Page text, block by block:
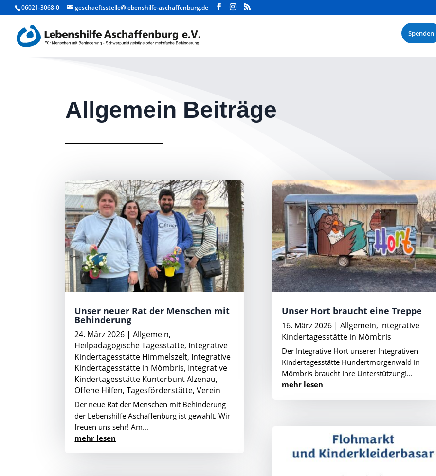
06021-3068-0 geschaeftsstelle@lebenshilfe-aschaffenburg.de
Spenden
Allgemein Beiträge
Unser neuer Rat der Menschen mit
Behinderung
24. März 2026 |Allgemein,
Heilpädagogische Tagesstätte, Integrative
Kindertagesstätte Himmelszelt, Integrative
Kindertagesstätte in Mömbris, Integrative
Kindertagesstätte Kunterbunt Alzenau,
Offene Hilfen,Tagesförderstätte,Verein
Der neue Rat der Menschen mit Behinderung
der Lebenshilfe Aschaffenburg ist gewählt. Wir
freuen uns sehr! Am...
mehr lesen
Unser Hort braucht eine Treppe
16. März 2026| Allgemein, Integrative
Kindertagesstätte in Mömbris
Der Integrative Hort unserer Integrativen
Kindertagesstätte Hundertmorgenwald in
Mömbris braucht Ihre Unterstützung!...
mehr lesen